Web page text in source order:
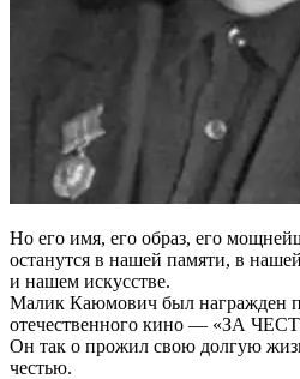
Но его имя, его образ, его
останутся в нашей памяти, в
и нашем искусстве.
Малик Каюмович был награжден
отечественного кино — «ЗА
Он так о прожил свою долгую
честью.